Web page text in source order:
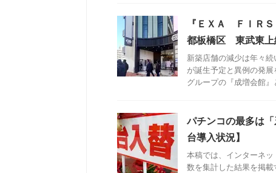
『ＥＸＡ ＦＩＲ
都板橋区 東武東上
新築店舗の減少は年々
が誕生予定と異例の発
グループの『成増会館
パチンコの最多は
台導入状況】
本稿では、インターネ
数を集計した結果を掲